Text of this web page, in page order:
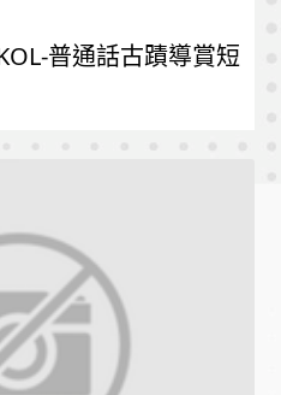
普通話古蹟導賞短